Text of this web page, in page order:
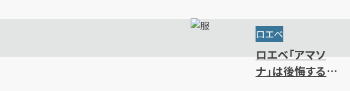
抽選方法を解説
ロエベ
ロエベ「アマソ
ナ」は後悔するほ